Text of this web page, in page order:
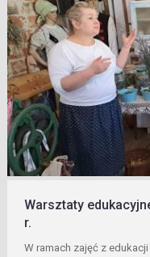
Warsztaty
r.
W ramach zajęć z